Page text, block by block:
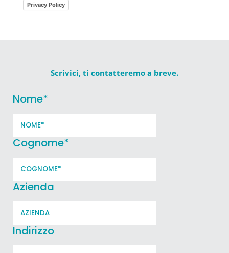
Privacy Policy
Scrivici, ti contatteremo a breve.
Nome*
Cognome*
Azienda
Indirizzo